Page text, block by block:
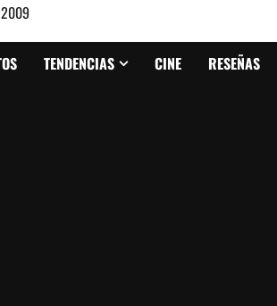
2009
TENDENCIAS CINE RESEÑAS